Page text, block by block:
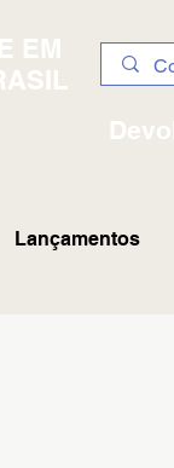
EM
Lançamentos